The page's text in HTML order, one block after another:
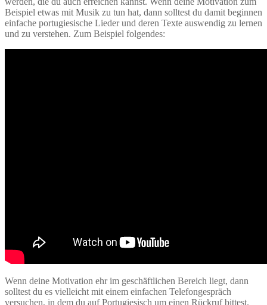
Beispiel etwas mit Musik zu tun hat, dann solltest du damit beginnen
einfache portugiesische Lieder und deren Texte auswendig zu lernen
und zu verstehen. Zum Beispiel folgendes:
Wenn deine Motivation ehr im geschäftlichen Bereich liegt, dann
solltest du es vielleicht mit einem einfachen Telefongespräch
versuchen, in dem du auf Portugiesisch um einen Rückruf bittest.